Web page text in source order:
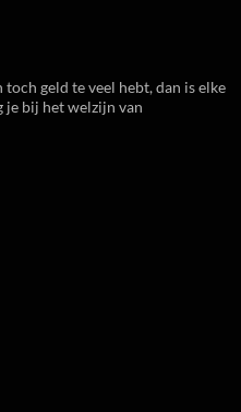
geld te veel hebt, dan is elke
je bij het welzijn van